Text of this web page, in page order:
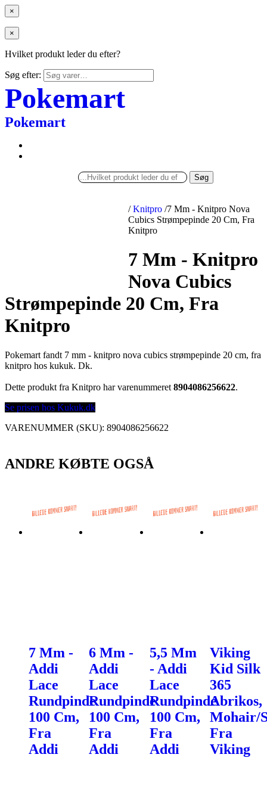
×
×
Hvilket produkt leder du efter?
Søg efter:
Pokemart
Pokemart
Søg
/ Knitpro /7 Mm - Knitpro Nova
Cubics Strømpepinde 20 Cm, Fra
Knitpro
7 Mm - Knitpro
Nova Cubics
Strømpepinde 20 Cm, Fra
Knitpro
Pokemart fandt 7 mm - knitpro nova cubics strømpepinde 20 cm, fra
knitpro hos kukuk. Dk.
Dette produkt fra Knitpro har varenummeret 8904086256622.
Se prisen hos Kukuk.dk
VARENUMMER (SKU): 8904086256622
ANDRE KØBTE OGSÅ
7 Mm -
Addi
Lace
Rundpinde
100 Cm,
Fra
Addi
6 Mm -
Addi
Lace
Rundpinde
100 Cm,
Fra
Addi
5,5 Mm
- Addi
Lace
Rundpinde
100 Cm,
Fra
Addi
Viking
Kid Silk
365
Abrikos,
Mohair/
Fra
Viking